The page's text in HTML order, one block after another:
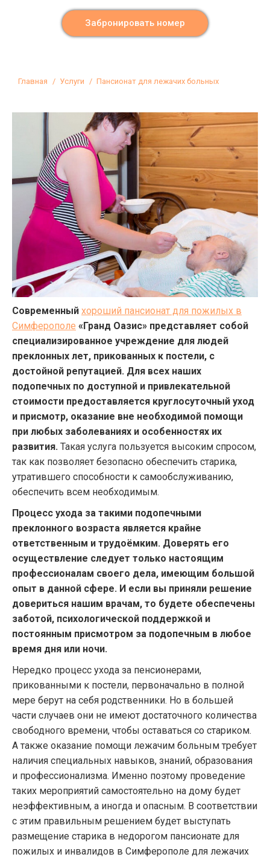
Забронировать номер
Вы здесь:
Главная Услуги Пансионат для лежачих больных
Современный хороший пансионат для пожилых в
Симферополе «Гранд Оазис» представляет собой
специализированное учреждение для людей
преклонных лет, прикованных к постели, с
достойной репутацией. Для всех наших
подопечных по доступной и привлекательной
стоимости предоставляется круглосуточный уход
и присмотр, оказание вне необходимой помощи
при любых заболеваниях и особенностях их
развития. Такая услуга пользуется высоким спросом,
так как позволяет безопасно обеспечить старика,
утратившего способности к самообслуживанию,
обеспечить всем необходимым.
Процесс ухода за такими подопечными
преклонного возраста является крайне
ответственным и трудоёмким. Доверять его
осуществление следует только настоящим
профессионалам своего дела, имеющим большой
опыт в данной сфере. И если вы приняли решение
довериться нашим врачам, то будете обеспечены
заботой, психологической поддержкой и
постоянным присмотром за подопечным в любое
время дня или ночи.
Нередко процесс ухода за пенсионерами,
прикованными к постели, первоначально в полной
мере берут на себя родственники. Но в большей
части случаев они не имеют достаточного количества
свободного времени, чтобы оставаться со стариком.
А также оказание помощи лежачим больным требует
наличия специальных навыков, знаний, образования
и профессионализма. Именно поэтому проведение
таких мероприятий самостоятельно на дому будет
неэффективным, а иногда и опасным. В соответствии
с этим правильным решением будет выступать
размещение старика в недорогом пансионате для
пожилых и инвалидов в Симферополе для лежачих